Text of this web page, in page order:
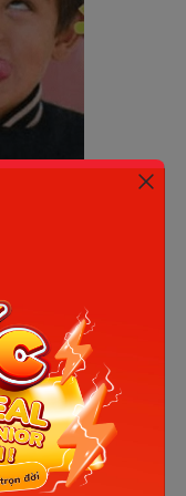
biến
hiện
hai
đến